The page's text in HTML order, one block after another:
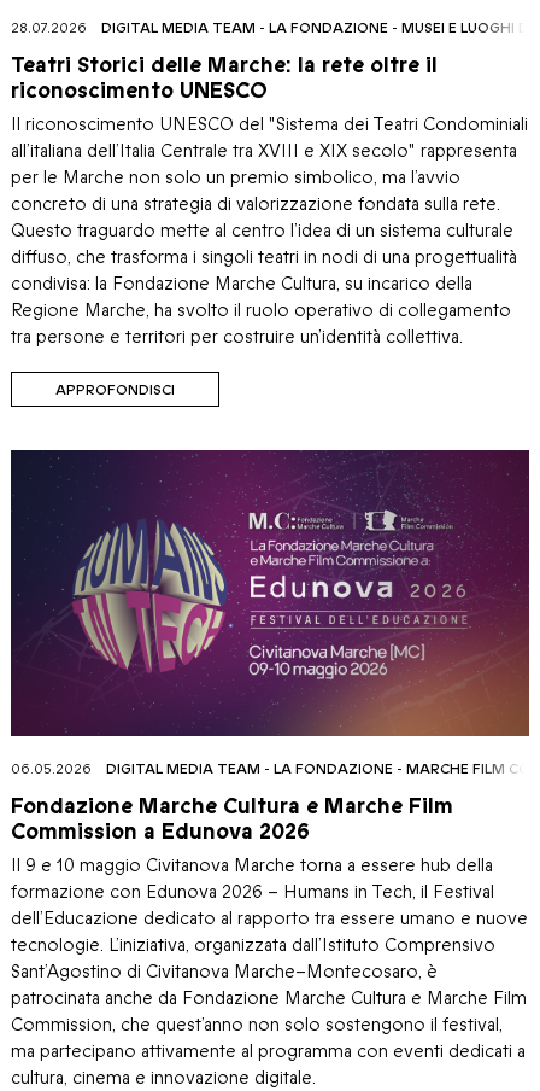
28.07.2026 DIGITAL MEDIA TEAM - LA FONDAZIONE - MUSEI E LUOGHI
Teatri Storici delle Marche: la rete oltre il
riconoscimento UNESCO
Il riconoscimento UNESCO del "Sistema dei Teatri Condominiali
all’italiana dell’Italia Centrale tra XVIII e XIX secolo" rappresenta
per le Marche non solo un premio simbolico, ma l’avvio
concreto di una strategia di valorizzazione fondata sulla rete.
Questo traguardo mette al centro l’idea di un sistema culturale
diffuso, che trasforma i singoli teatri in nodi di una progettualità
condivisa: la Fondazione Marche Cultura, su incarico della
Regione Marche, ha svolto il ruolo operativo di collegamento
tra persone e territori per costruire un’identità collettiva.
APPROFONDISCI
06.05.2026 DIGITAL MEDIA TEAM - LA FONDAZIONE - MARCHE FILM
Fondazione Marche Cultura e Marche Film
Commission a Edunova 2026
Il 9 e 10 maggio Civitanova Marche torna a essere hub della
formazione con Edunova 2026 – Humans in Tech, il Festival
dell’Educazione dedicato al rapporto tra essere umano e nuove
tecnologie. L’iniziativa, organizzata dall’Istituto Comprensivo
Sant’Agostino di Civitanova Marche–Montecosaro, è
patrocinata anche da Fondazione Marche Cultura e Marche Film
Commission, che quest’anno non solo sostengono il festival,
ma partecipano attivamente al programma con eventi dedicati a
cultura, cinema e innovazione digitale.